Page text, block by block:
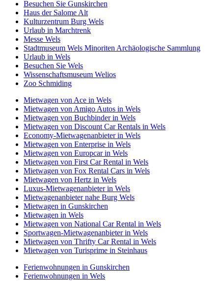
Besuchen Sie Gunskirchen
Haus der Salome Alt
Kulturzentrum Burg Wels
Urlaub in Marchtrenk
Messe Wels
Stadtmuseum Wels Minoriten Archäologische Sammlung
Urlaub in Wels
Besuchen Sie Wels
Wissenschaftsmuseum Welios
Zoo Schmiding
Mietwagen von Ace in Wels
Mietwagen von Amigo Autos in Wels
Mietwagen von Buchbinder in Wels
Mietwagen von Discount Car Rentals in Wels
Economy-Mietwagenanbieter in Wels
Mietwagen von Enterprise in Wels
Mietwagen von Europcar in Wels
Mietwagen von First Car Rental in Wels
Mietwagen von Fox Rental Cars in Wels
Mietwagen von Hertz in Wels
Luxus-Mietwagenanbieter in Wels
Mietwagenanbieter nahe Burg Wels
Mietwagen in Gunskirchen
Mietwagen in Wels
Mietwagen von National Car Rental in Wels
Sportwagen-Mietwagenanbieter in Wels
Mietwagen von Thrifty Car Rental in Wels
Mietwagen von Turisprime in Steinhaus
Ferienwohnungen in Gunskirchen
Ferienwohnungen in Wels